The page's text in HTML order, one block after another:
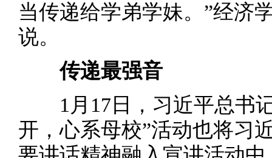
当传递给学弟学妹。”经济
说。
传递最强音
1月17日，习近平总书记
开，心系母校”活动也将习